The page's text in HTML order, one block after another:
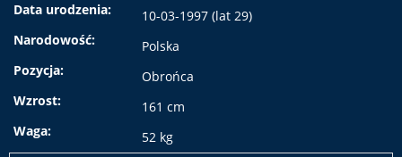
Data urodzenia:
10-03-1997 (lat 29)
Narodowość:
Polska
Pozycja:
Obrońca
Wzrost:
161 cm
Waga:
52 kg